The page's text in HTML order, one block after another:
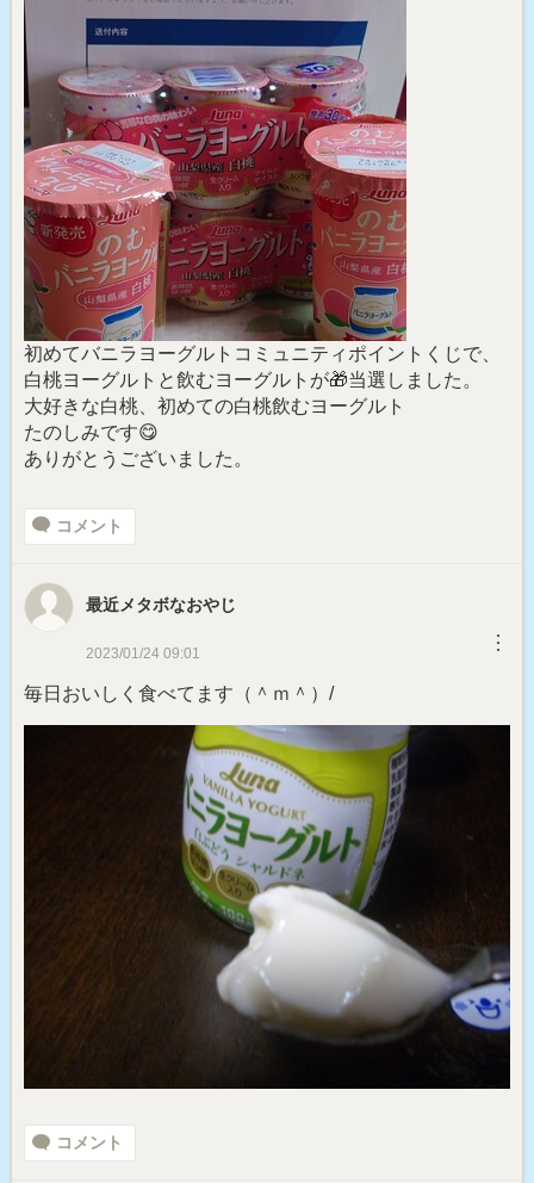
初めてバニラヨーグルトコミュニティポイントくじで、
白桃ヨーグルトと飲むヨーグルトが🎁当選しました。
大好きな白桃、初めての白桃飲むヨーグルト
たのしみです😋
ありがとうございました。
コメント
最近メタボなおやじ
2023/01/24 09:01 ︙
毎日おいしく食べてます（＾ｍ＾）/
コメント